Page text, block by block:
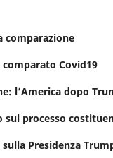
comparazione
Covid19
l’America dopo
sul processo
Presidenza